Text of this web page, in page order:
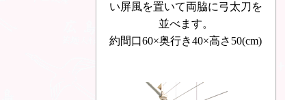
い屏風を置いて両脇に弓太刀を
並べます。
約間口60×奥行き40×高さ50(cm)